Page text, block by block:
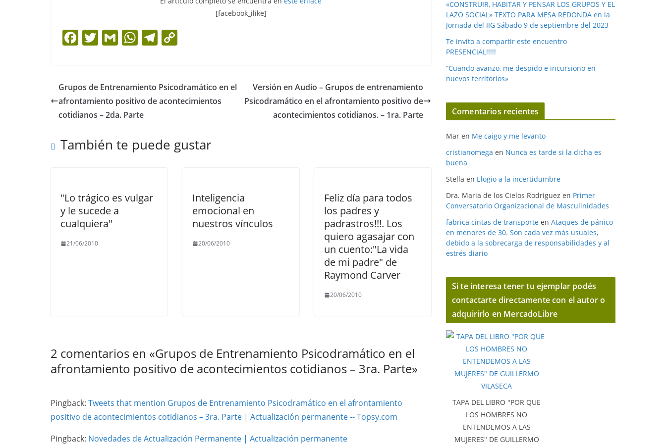
[facebook_ilike]
F
e
b
o
k
T
er
G
l
W
s
A
p
T
gr
a
y
Li
Grupos de Entrenamiento Psicodramático en el
afrontamiento positivo de acontecimientos
cotidianos – 2da. Parte
Versión en Audio – Grupos de entrenamiento
Psicodramático en el afrontamiento positivo de
acontecimientos cotidianos. – 1ra. Parte
También te puede gustar
"Lo trágico es vulgar
y le sucede a
cualquiera"
21/06/2010
Inteligencia
emocional en
nuestros vínculos
20/06/2010
Feliz día para todos
los padres y
padrastros!!!. Los
quiero agasajar con
un cuento:"La vida
de mi padre" de
Raymond Carver
20/06/2010
2 comentarios en «Grupos de Entrenamiento Psicodramático en el
afrontamiento positivo de acontecimientos cotidianos – 3ra. Parte»
Pingback: Tweets that mention Grupos de Entrenamiento Psicodramático en el afrontamiento
positivo de acontecimientos cotidianos – 3ra. Parte | Actualización permanente -- Topsy.com
Pingback: Novedades de Actualización Permanente | Actualización permanente
«CONSTRUIR, HABITAR Y PENSAR LOS GRUPOS Y EL
LAZO SOCIAL» TEXTO PARA MESA REDONDA en la
Jornada del IIG Sábado 9 de septiembre del 2023
Te invito a compartir este encuentro
PRESENCIAL!!!!!
“Cuando avanzo, me despido e incursiono en
nuevos territorios»
Comentarios recientes
Mar en Me caigo y me levanto
cristianomega en Nunca es tarde si la dicha es
buena
Stella en Elogio a la incertidumbre
Dra. Maria de los Cielos Rodriguez en Primer
Conversatorio Organizacional de Masculinidades
fabrica cintas de transporte en Ataques de pánico
en menores de 30. Son cada vez más usuales,
debido a la sobrecarga de responsabilidades y al
estrés diario
Si te interesa tener tu ejemplar podés
contactarte directamente con el autor o
adquirirlo en MercadoLibre
TAPA DEL LIBRO "POR QUE
LOS HOMBRES NO
ENTENDEMOS A LAS
MUJERES" DE GUILLERMO